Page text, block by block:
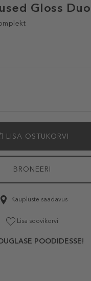
Gloss Duo
LISA OSTUKORVI
BRONEERI
Kaupluste saadavus
Lisa soovikorvi
POODIDESSE!